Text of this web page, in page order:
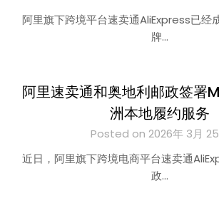
阿里旗下跨境平台速卖通AliExpress已经
牌…
阿里速卖通和奥地利邮政签署
洲本地履约服务
Posted on 2026年 3月
近日，阿里旗下跨境电商平台速卖通
政…